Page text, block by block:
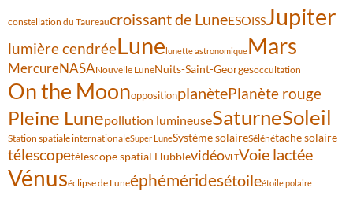
constellation du Taureaucroissant de LuneESOISSJupiter
lumière cendréeLunelunette astronomiqueMars
MercureNASANouvelle LuneNuits-Saint-Georgesoccultation
On the MoonoppositionplanètePlanète rouge
Pleine Lunepollution lumineuseSaturneSoleil
Station spatiale internationaleSuper LuneSystème solaireSélénétache solaire
télescopetélescope spatial HubblevidéoVLTVoie lactée
Vénuséclipse de Luneéphéméridesétoileétoile polaire